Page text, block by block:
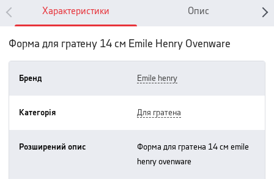
Характеристики Опис
Форма для гратену 14 см Emile Henry Ovenware
Бренд emile henry
Категорія для гратена
Розширений опис
форма для гратена 14 см emile
henry ovenware